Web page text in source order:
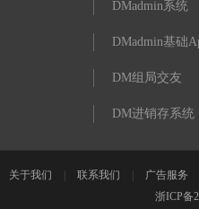
DMadmin系统
DMadmin基础
DM组局交友
DM进销存系统
关于我们 联系我们 广告服务
浙ICP备